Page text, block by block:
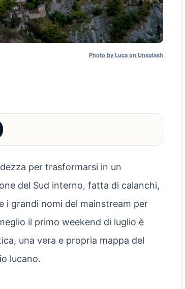
Photo by Luca on Unsplash
per trasformarsi in un
del Sud interno, fatta di calanchi,
i grandi nomi del mainstream per
il primo weekend di luglio è
una vera e propria mappa del
lucano.